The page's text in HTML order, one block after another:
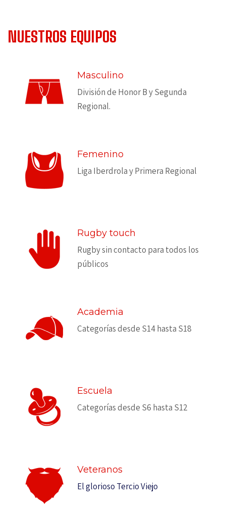
NUESTROS EQUIPOS
Masculino
División de Honor B y Segunda
Regional.
Femenino
Liga Iberdrola y Primera Regional
Rugby touch
Rugby sin contacto para todos los
públicos
Academia
Categorías desde S14 hasta S18
Escuela
Categorías desde S6 hasta S12
Veteranos
El glorioso Tercio Viejo